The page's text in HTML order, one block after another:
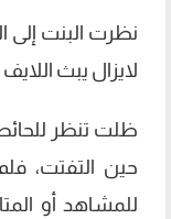
نظرت البنت إلى
لايزال يبث
ظلت تنظر للحائط
حين التفتت،